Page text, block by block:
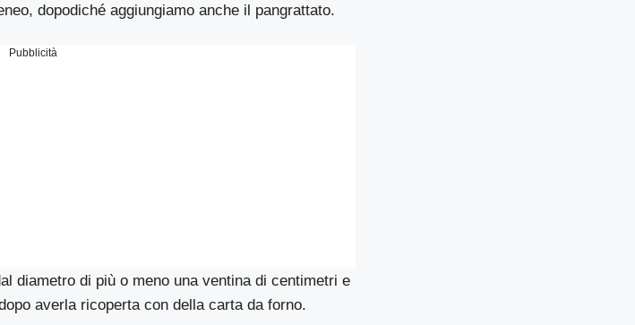
dopodiché aggiungiamo anche il pangrattato.
Pubblicità
diametro di più o meno una ventina di centimetri e
averla ricoperta con della carta da forno.